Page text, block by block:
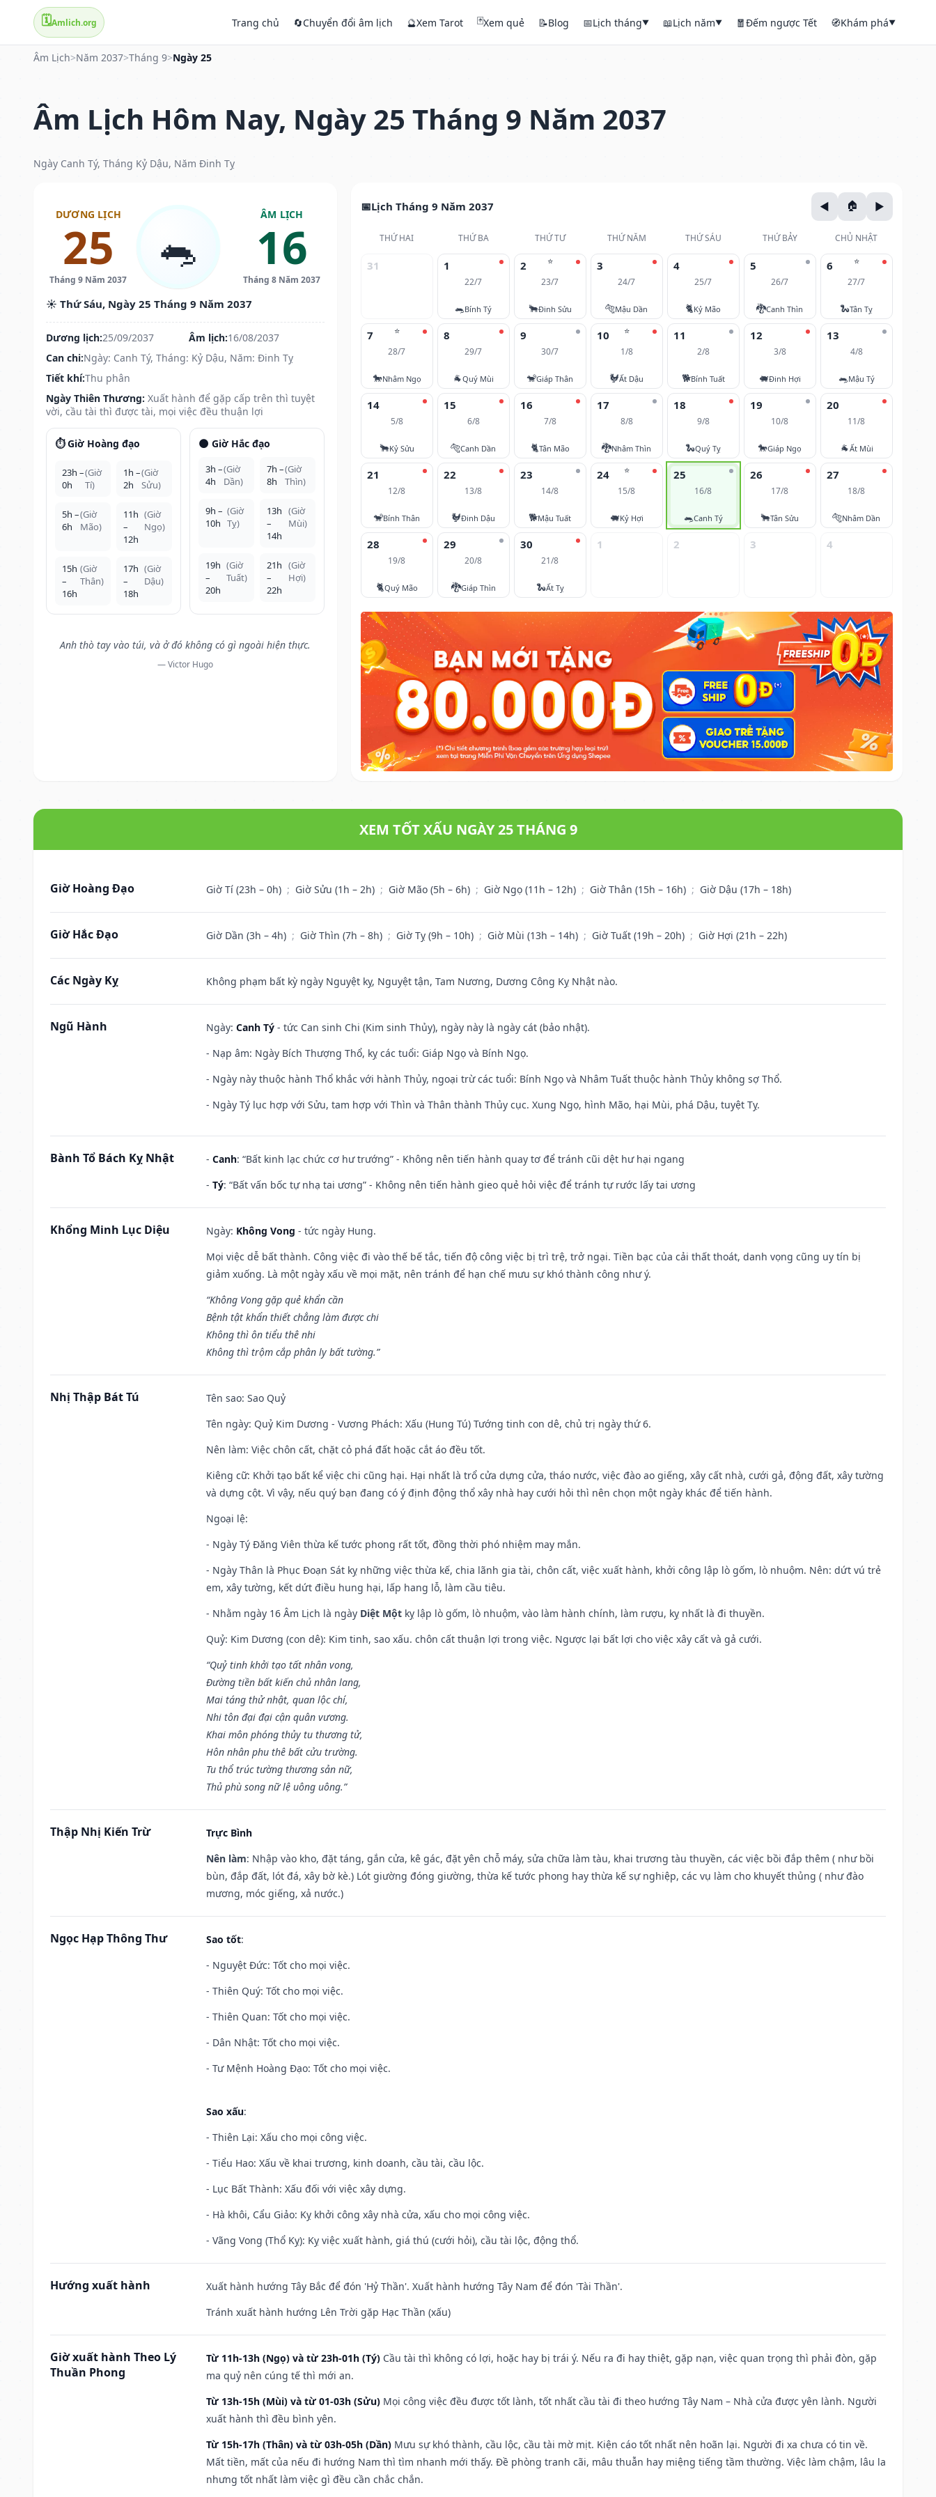
🗓️Amlich.org Trang chủ 🔄Chuyển đổi âm lịch 🔮Xem Tarot 🃏Xem quẻ 📝Blog 📅Lịch tháng▼ 📖Lịch năm▼ 🧧Đếm ngược Tết 🧭Khám phá▼
Âm Lịch>Năm 2037>Tháng 9>Ngày 25
Âm Lịch Hôm Nay, Ngày 25 Tháng 9 Năm 2037
Ngày Canh Tý, Tháng Kỷ Dậu, Năm Đinh Tỵ
DƯƠNG LỊCH
25
Tháng 9 Năm 2037
🐀
ÂM LỊCH
16
Tháng 8 Năm 2037
☀️ Thứ Sáu, Ngày 25 Tháng 9 Năm 2037
Dương lịch:25/09/2037 Âm lịch:16/08/2037
Can chi:Ngày: Canh Tý, Tháng: Kỷ Dậu, Năm: Đinh Tỵ
Tiết khí:Thu phân
Ngày Thiên Thương: Xuất hành để gặp cấp trên thì tuyệt
vời, cầu tài thì được tài, mọi việc đều thuận lợi
⏱️ Giờ Hoàng đạo
23h –
0h
(Giờ
Tí)
1h –
2h
(Giờ
Sửu)
5h –
6h
(Giờ
Mão)
11h
–
12h
(Giờ
Ngọ)
15h
–
16h
(Giờ
Thân)
17h
–
18h
(Giờ
Dậu)
🌑 Giờ Hắc đạo
3h –
4h
(Giờ
Dần)
7h –
8h
(Giờ
Thìn)
9h –
10h
(Giờ
Tỵ)
13h
–
14h
(Giờ
Mùi)
19h
–
20h
(Giờ
Tuất)
21h
–
22h
(Giờ
Hợi)
Anh thò tay vào túi, và ở đó không có gì ngoài hiện thực.
— Victor Hugo
Lịch Tháng 9 Năm 2037
THỨ HAI THỨ BA THỨ TƯ THỨ NĂM THỨ SÁU THỨ BẢY CHỦ NHẬT
31 1
22/7
🐀Bính Tý
⭐
2
23/7
🐂Đinh Sửu
3
24/7
🐅Mậu Dần
4
25/7
🐈Kỷ Mão
5
26/7
🐉Canh Thìn
⭐
6
27/7
🐍Tân Tỵ
⭐
7
28/7
🐎Nhâm Ngọ
8
29/7
🐐Quý Mùi
9
30/7
🐒Giáp Thân
⭐
10
1/8
🐓Ất Dậu
11
2/8
🐕Bính Tuất
12
3/8
🐖Đinh Hợi
13
4/8
🐀Mậu Tý
14
5/8
🐂Kỷ Sửu
15
6/8
🐅Canh Dần
16
7/8
🐈Tân Mão
17
8/8
🐉Nhâm Thìn
18
9/8
🐍Quý Tỵ
19
10/8
🐎Giáp Ngọ
20
11/8
🐐Ất Mùi
21
12/8
🐒Bính Thân
22
13/8
🐓Đinh Dậu
23
14/8
🐕Mậu Tuất
⭐
24
15/8
🐖Kỷ Hợi
25
16/8
🐀Canh Tý
26
17/8
🐂Tân Sửu
27
18/8
🐅Nhâm Dần
28
19/8
🐈Quý Mão
29
20/8
🐉Giáp Thìn
30
21/8
🐍Ất Tỵ
1 2 3 4
XEM TỐT XẤU NGÀY 25 THÁNG 9
Giờ Hoàng Đạo Giờ Tí (23h – 0h) ; Giờ Sửu (1h – 2h) ; Giờ Mão (5h – 6h) ; Giờ Ngọ (11h – 12h) ; Giờ Thân (15h – 16h) ; Giờ Dậu (17h – 18h)
Giờ Hắc Đạo Giờ Dần (3h – 4h) ; Giờ Thìn (7h – 8h) ; Giờ Tỵ (9h – 10h) ; Giờ Mùi (13h – 14h) ; Giờ Tuất (19h – 20h) ; Giờ Hợi (21h – 22h)
Các Ngày Kỵ Không phạm bất kỳ ngày Nguyệt kỵ, Nguyệt tận, Tam Nương, Dương Công Kỵ Nhật nào.
Ngũ Hành Ngày: Canh Tý - tức Can sinh Chi (Kim sinh Thủy), ngày này là ngày cát (bảo nhật).
- Nạp âm: Ngày Bích Thượng Thổ, kỵ các tuổi: Giáp Ngọ và Bính Ngọ.
- Ngày này thuộc hành Thổ khắc với hành Thủy, ngoại trừ các tuổi: Bính Ngọ và Nhâm Tuất thuộc hành Thủy không sợ Thổ.
- Ngày Tý lục hợp với Sửu, tam hợp với Thìn và Thân thành Thủy cục. Xung Ngọ, hình Mão, hại Mùi, phá Dậu, tuyệt Tỵ.
Bành Tổ Bách Kỵ Nhật - Canh: “Bất kinh lạc chức cơ hư trướng” - Không nên tiến hành quay tơ để tránh cũi dệt hư hại ngang
- Tý: “Bất vấn bốc tự nhạ tai ương” - Không nên tiến hành gieo quẻ hỏi việc để tránh tự rước lấy tai ương
Khổng Minh Lục Diệu Ngày: Không Vong - tức ngày Hung.
Mọi việc dễ bất thành. Công việc đi vào thế bế tắc, tiến độ công việc bị trì trệ, trở ngại. Tiền bạc của cải thất thoát, danh vọng cũng uy tín bị
giảm xuống. Là một ngày xấu về mọi mặt, nên tránh để hạn chế mưu sự khó thành công như ý.
“Không Vong gặp quẻ khẩn cần
Bệnh tật khẩn thiết chẳng làm được chi
Không thì ôn tiểu thê nhi
Không thì trộm cắp phân ly bất tường.”
Nhị Thập Bát Tú Tên sao: Sao Quỷ
Tên ngày: Quỷ Kim Dương - Vương Phách: Xấu (Hung Tú) Tướng tinh con dê, chủ trị ngày thứ 6.
Nên làm: Việc chôn cất, chặt cỏ phá đất hoặc cắt áo đều tốt.
Kiêng cữ: Khởi tạo bất kể việc chi cũng hại. Hại nhất là trổ cửa dựng cửa, tháo nước, việc đào ao giếng, xây cất nhà, cưới gả, động đất, xây tường
và dựng cột. Vì vậy, nếu quý bạn đang có ý định động thổ xây nhà hay cưới hỏi thì nên chọn một ngày khác để tiến hành.
Ngoại lệ:
- Ngày Tý Đăng Viên thừa kế tước phong rất tốt, đồng thời phó nhiệm may mắn.
- Ngày Thân là Phục Đoạn Sát kỵ những việc thừa kế, chia lãnh gia tài, chôn cất, việc xuất hành, khởi công lập lò gốm, lò nhuộm. Nên: dứt vú trẻ
em, xây tường, kết dứt điều hung hại, lấp hang lỗ, làm cầu tiêu.
- Nhằm ngày 16 Âm Lịch là ngày Diệt Một kỵ lập lò gốm, lò nhuộm, vào làm hành chính, làm rượu, kỵ nhất là đi thuyền.
Quỷ: Kim Dương (con dê): Kim tinh, sao xấu. chôn cất thuận lợi trong việc. Ngược lại bất lợi cho việc xây cất và gả cưới.
“Quỷ tinh khởi tạo tất nhân vong,
Đường tiền bất kiến chủ nhân lang,
Mai táng thử nhật, quan lộc chí,
Nhi tôn đại đại cận quân vương.
Khai môn phóng thủy tu thương tử,
Hôn nhân phu thê bất cửu trường.
Tu thổ trúc tường thương sản nữ,
Thủ phù song nữ lệ uông uông.”
Thập Nhị Kiến Trừ
Trực Bình
Nên làm: Nhập vào kho, đặt táng, gắn cửa, kê gác, đặt yên chỗ máy, sửa chữa làm tàu, khai trương tàu thuyền, các việc bồi đắp thêm ( như bồi
bùn, đắp đất, lót đá, xây bờ kè.) Lót giường đóng giường, thừa kế tước phong hay thừa kế sự nghiệp, các vụ làm cho khuyết thủng ( như đào
mương, móc giếng, xả nước.)
Ngọc Hạp Thông Thư Sao tốt:
- Nguyệt Đức: Tốt cho mọi việc.
- Thiên Quý: Tốt cho mọi việc.
- Thiên Quan: Tốt cho mọi việc.
- Dân Nhật: Tốt cho mọi việc.
- Tư Mệnh Hoàng Đạo: Tốt cho mọi việc.
Sao xấu:
- Thiên Lại: Xấu cho mọi công việc.
- Tiểu Hao: Xấu về khai trương, kinh doanh, cầu tài, cầu lộc.
- Lục Bất Thành: Xấu đối với việc xây dựng.
- Hà khôi, Cẩu Giảo: Kỵ khởi công xây nhà cửa, xấu cho mọi công việc.
- Vãng Vong (Thổ Kỵ): Kỵ việc xuất hành, giá thú (cưới hỏi), cầu tài lộc, động thổ.
Hướng xuất hành
Xuất hành hướng Tây Bắc để đón 'Hỷ Thần'. Xuất hành hướng Tây Nam để đón 'Tài Thần'.
Tránh xuất hành hướng Lên Trời gặp Hạc Thần (xấu)
Giờ xuất hành Theo Lý
Thuần Phong
Từ 11h-13h (Ngọ) và từ 23h-01h (Tý) Cầu tài thì không có lợi, hoặc hay bị trái ý. Nếu ra đi hay thiệt, gặp nạn, việc quan trọng thì phải đòn, gặp
ma quỷ nên cúng tế thì mới an.
Từ 13h-15h (Mùi) và từ 01-03h (Sửu) Mọi công việc đều được tốt lành, tốt nhất cầu tài đi theo hướng Tây Nam – Nhà cửa được yên lành. Người
xuất hành thì đều bình yên.
Từ 15h-17h (Thân) và từ 03h-05h (Dần) Mưu sự khó thành, cầu lộc, cầu tài mờ mịt. Kiện cáo tốt nhất nên hoãn lại. Người đi xa chưa có tin về.
Mất tiền, mất của nếu đi hướng Nam thì tìm nhanh mới thấy. Đề phòng tranh cãi, mâu thuẫn hay miệng tiếng tầm thường. Việc làm chậm, lâu la
nhưng tốt nhất làm việc gì đều cần chắc chắn.